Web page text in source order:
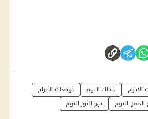
حظك اليوم
توقعات الأبراج
الحمل اليوم برج الثور اليوم